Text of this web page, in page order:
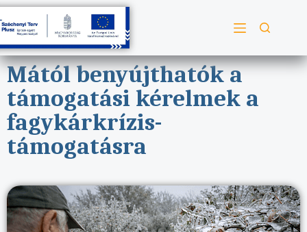
Mától benyújthatók a
támogatási kérelmek a
fagykárkrízis-
támogatásra